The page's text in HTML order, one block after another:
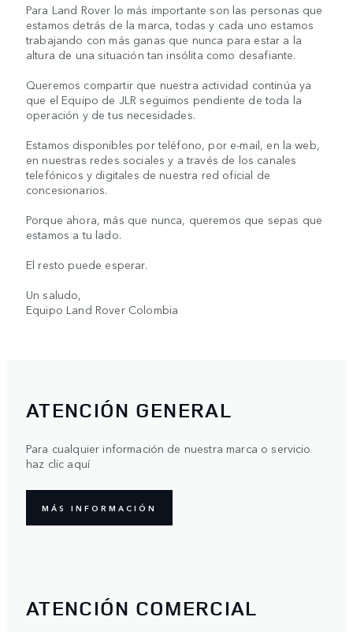
Para Land Rover lo más importante son las personas que
estamos detrás de la marca, todas y cada uno estamos
trabajando con más ganas que nunca para estar a la
altura de una situación tan insólita como desafiante.
Queremos compartir que nuestra actividad continúa ya
que el Equipo de JLR seguimos pendiente de toda la
operación y de tus necesidades.
Estamos disponibles por teléfono, por e-mail, en la web,
en nuestras redes sociales y a través de los canales
telefónicos y digitales de nuestra red oficial de
concesionarios.
Porque ahora, más que nunca, queremos que sepas que
estamos a tu lado.
El resto puede esperar.
Un saludo,
Equipo Land Rover Colombia
ATENCIÓN GENERAL
Para cualquier información de nuestra marca o servicio
haz clic aquí
MÁS INFORMACIÓN
ATENCIÓN COMERCIAL